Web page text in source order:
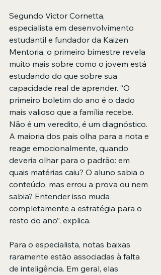
Segundo Victor Cornetta,
especialista em desenvolvimento
estudantil e fundador da Kaizen
Mentoria, o primeiro bimestre revela
muito mais sobre como o jovem está
estudando do que sobre sua
capacidade real de aprender. “O
primeiro boletim do ano é o dado
mais valioso que a família recebe.
Não é um veredito, é um diagnóstico.
A maioria dos pais olha para a nota e
reage emocionalmente, quando
deveria olhar para o padrão: em
quais matérias caiu? O aluno sabia o
conteúdo, mas errou a prova ou nem
sabia? Entender isso muda
completamente a estratégia para o
resto do ano”, explica.
Para o especialista, notas baixas
raramente estão associadas à falta
de inteligência. Em geral, elas